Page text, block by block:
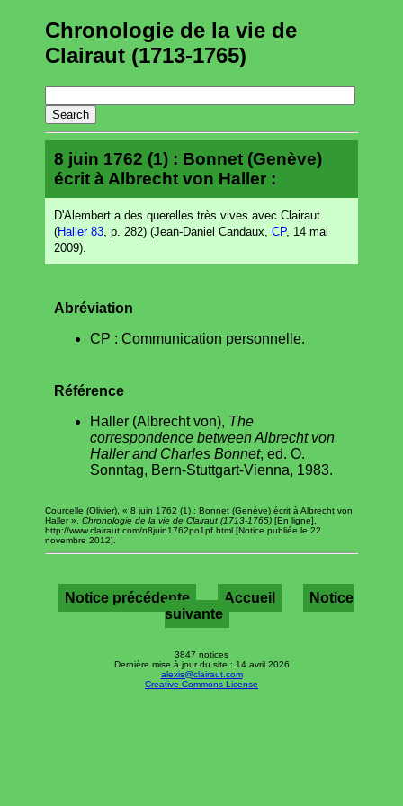
Chronologie de la vie de
Clairaut (1713-1765)
8 juin 1762 (1) : Bonnet (Genève)
écrit à Albrecht von Haller :
D'Alembert a des querelles très vives avec Clairaut
(Haller 83 , p. 282) (Jean-Daniel Candaux, CP, 14 mai
2009).
Abréviation
CP : Communication personnelle.
Référence
Haller (Albrecht von), The
correspondence between Albrecht von
Haller and Charles Bonnet, ed. O.
Sonntag, Bern-Stuttgart-Vienna, 1983.
Courcelle (Olivier), « 8 juin 1762 (1) : Bonnet (Genève) écrit à Albrecht von
Haller », Chronologie de la vie de Clairaut (1713-1765) [En ligne],
http://www.clairaut.com/n8juin1762po1pf.html [Notice publiée le 22
novembre 2012].
Notice précédente Accueil
Notice
suivante
3847 notices
Dernière mise à jour du site : 14 avril 2026
alexis@clairaut.com
Creative Commons License